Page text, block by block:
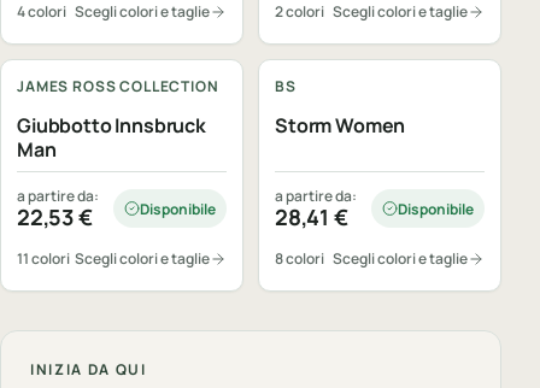
4 colori Scegli colori e taglie 2 colori Scegli colori e taglie
JAMES ROSS COLLECTION
Giubbotto Innsbruck
Man
a partire da:
22,53€ Disponibile
11 colori Scegli colori e taglie
BS
Storm Women
a partire da:
28,41 € Disponibile
8 colori Scegli colori e taglie
INIZIA DA QUI